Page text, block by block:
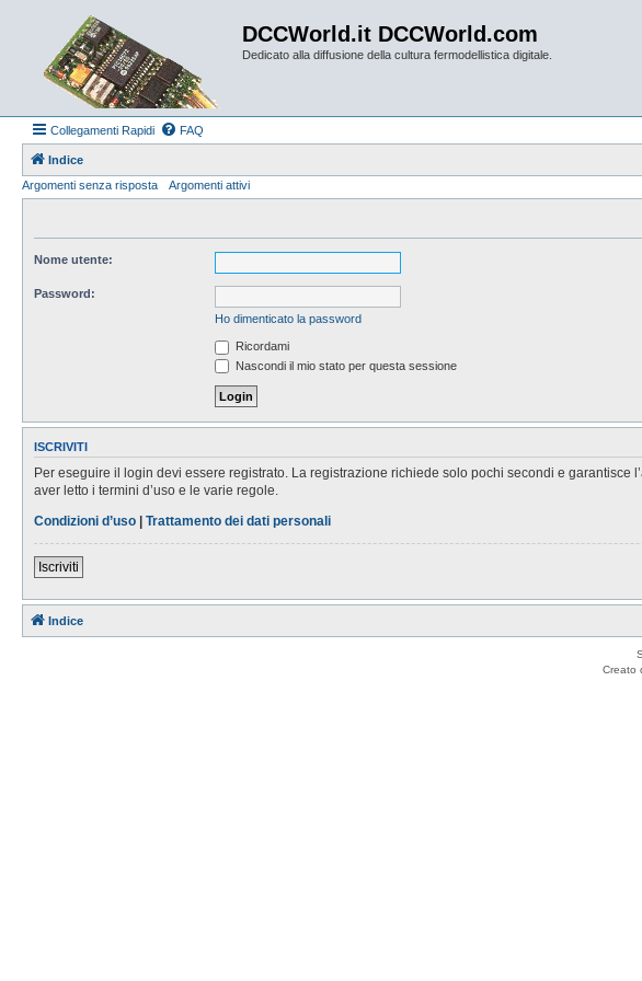
DCCWorld.it DCCWorld.com
Dedicato alla diffusione della cultura fermodellistica digitale.
Collegamenti Rapidi FAQ
Indice
Argomenti senza risposta
Argomenti attivi
Nome utente:
Password:
Ho dimenticato la password
Ricordami
Nascondi il mio stato per questa sessione
ISCRIVITI
Per eseguire il login devi essere registrato. La registrazione richiede solo pochi secondi e
aver letto i termini d’uso e le varie regole.
Condizioni d’uso | Trattamento dei dati personali
Iscriviti
Indice
Creato